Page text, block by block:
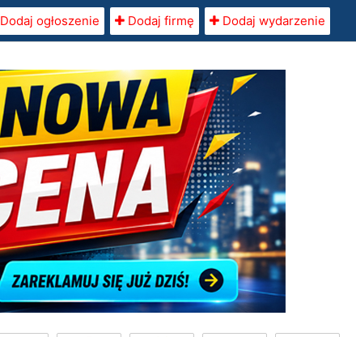
Dodaj ogłoszenie Dodaj firmę Dodaj wydarzenie